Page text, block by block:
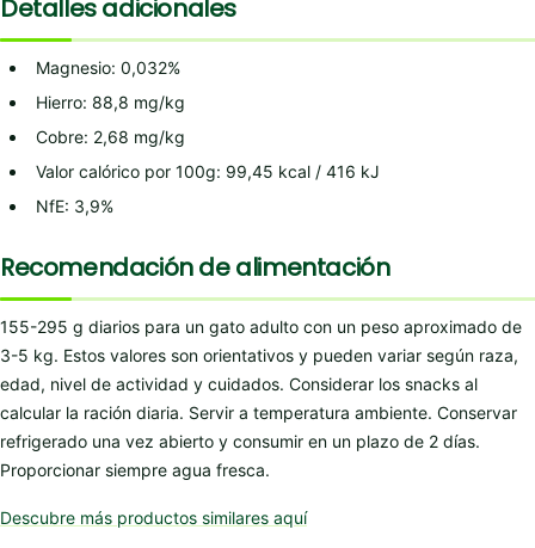
Detalles adicionales
Magnesio: 0,032%
Hierro: 88,8 mg/kg
Cobre: 2,68 mg/kg
Valor calórico por 100g: 99,45 kcal / 416 kJ
NfE: 3,9%
Recomendación de alimentación
155-295 g diarios para un gato adulto con un peso aproximado de
3-5 kg. Estos valores son orientativos y pueden variar según raza,
edad, nivel de actividad y cuidados. Considerar los snacks al
calcular la ración diaria. Servir a temperatura ambiente. Conservar
refrigerado una vez abierto y consumir en un plazo de 2 días.
Proporcionar siempre agua fresca.
Descubre más productos similares aquí